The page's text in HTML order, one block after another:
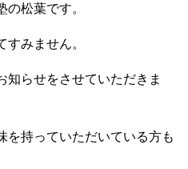
松葉です。
みません。
知らせをさせていただきま
を持っていただいている方も